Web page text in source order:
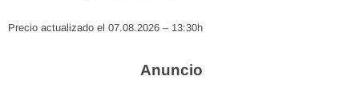
Precio actualizado el 07.08.2026 – 13:30h